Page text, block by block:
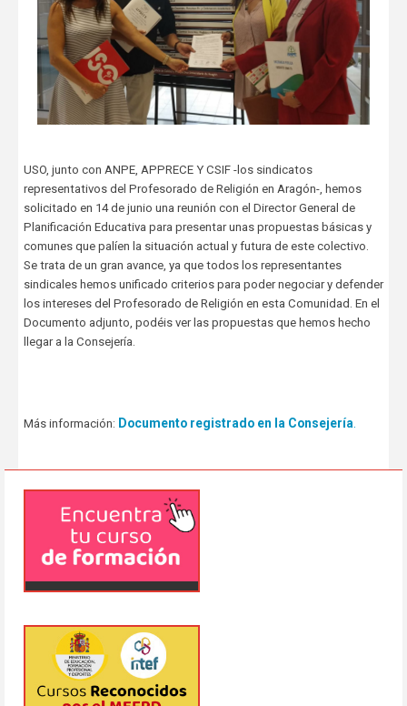
USO, junto con ANPE, APPRECE Y CSIF -los sindicatos
representativos del Profesorado de Religión en Aragón-, hemos
solicitado en 14 de junio una reunión con el Director General de
Planificación Educativa para presentar unas propuestas básicas y
comunes que palíen la situación actual y futura de este colectivo.
Se trata de un gran avance, ya que todos los representantes
sindicales hemos unificado criterios para poder negociar y defender
los intereses del Profesorado de Religión en esta Comunidad. En el
Documento adjunto, podéis ver las propuestas que hemos hecho
llegar a la Consejería.
Más información: Documento registrado en la Consejería